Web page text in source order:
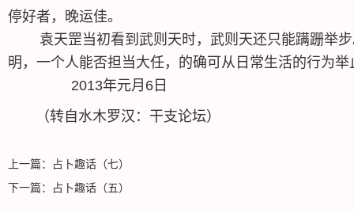
停好者，晚运佳。
袁天罡当初看到武则天时，武则天还只能蹒跚举步
明，一个人能否担当大任，的确可从日常生活的行为
2013年元月6日
（转自水木罗汉：干支论坛）
上一篇：
占卜趣话（七）
下一篇：
占卜趣话（五）